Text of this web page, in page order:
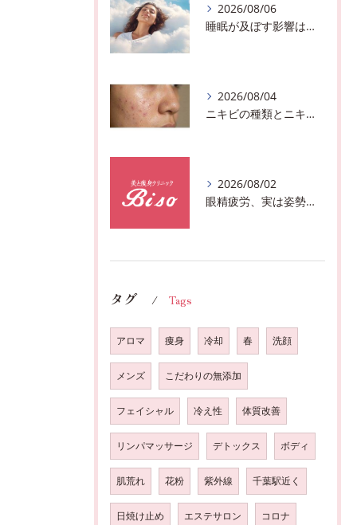
2026/08/06
睡眠が及ぼす影響は？千葉市おすすめメニュー全身リンパマッサージで全身スッキリ♪
2026/08/04
ニキビの種類とニキビを作らないスキンケア方法♪千葉市中央区フェイシャルエステサロン
2026/08/02
眼精疲労、実は姿勢が原因かも?駅近おすすめメニュー全身リンパマッサージで全身スッキリ♪
タグ Tags
アロマ 痩身 冷却 春 洗顔
メンズ こだわりの無添加
フェイシャル 冷え性 体質改善
リンパマッサージ デトックス ボディ
肌荒れ 花粉 紫外線 千葉駅近く
日焼け止め エステサロン コロナ